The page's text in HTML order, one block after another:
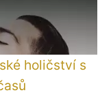
holičství s